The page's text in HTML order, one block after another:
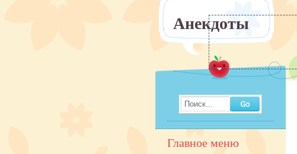
Анекдоты
Поиск...
Главное меню